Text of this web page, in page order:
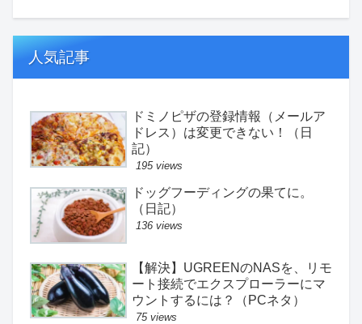
人気記事
ドミノピザの登録情報（メールア
ドレス）は変更できない！（日
記）
195 views
ドッグフーディングの果てに。
（日記）
136 views
【解決】UGREENのNASを、リモ
ート接続でエクスプローラーにマ
ウントするには？（PCネタ）
75 views